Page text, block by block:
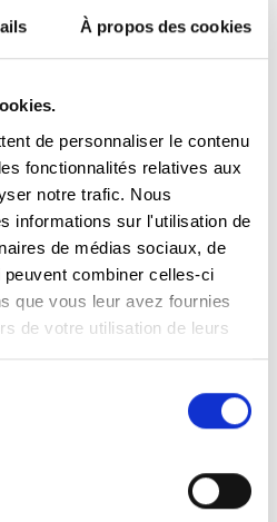
À propos des cookies
de personnaliser le contenu
fonctionnalités relatives aux
notre trafic. Nous
informations sur l'utilisation de
de médias sociaux, de
combiner celles-ci
que vous leur avez fournies
de votre utilisation de leurs
moyens d’information,
construction. 25.000€
intègre les enjeux
2024|Programme
de plus en plus
sont confrontés
vers le GDL
problèmes de train à
sur leur quotidien et leur